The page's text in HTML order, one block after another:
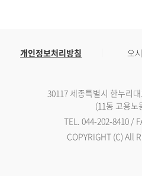
개인정보처리방침 오
30117 세종특별시 한누리
(11동 고용노
TEL. 044-202-8410 /
COPYRIGHT (C) All